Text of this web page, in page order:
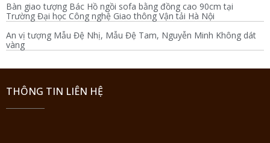
Bàn giao tượng Bác Hồ ngồi sofa bằng đồng cao 90cm tại
Trường Đại học Công nghệ Giao thông Vận tải Hà Nội
An vị tượng Mẫu Đệ Nhị, Mẫu Đệ Tam, Nguyễn Minh Không dát
vàng
THÔNG TIN LIÊN HỆ